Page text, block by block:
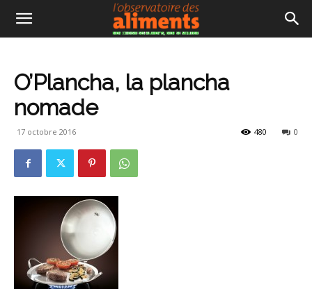
O’Plancha, la plancha
nomade
17 octobre 2016 0
480